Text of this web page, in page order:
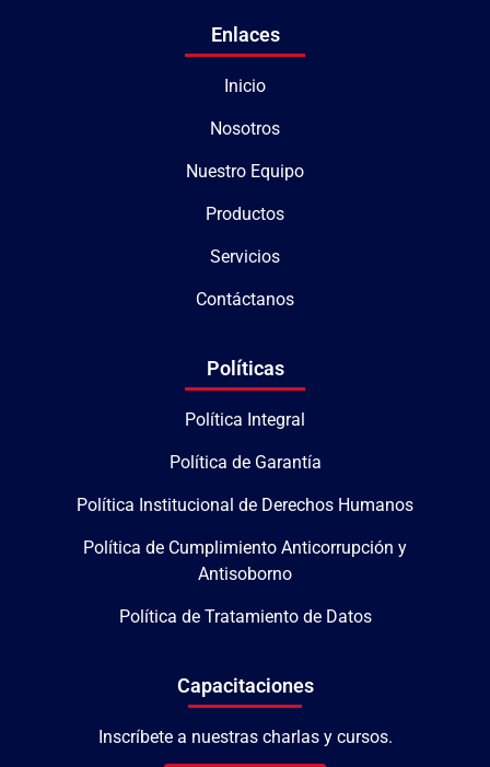
Enlaces
Inicio
Nosotros
Nuestro Equipo
Productos
Servicios
Contáctanos
Políticas
Política Integral
Política de Garantía
Política Institucional de Derechos Humanos
Política de Cumplimiento Anticorrupción y
Antisoborno
Política de Tratamiento de Datos
Capacitaciones
Inscríbete a nuestras charlas y cursos.